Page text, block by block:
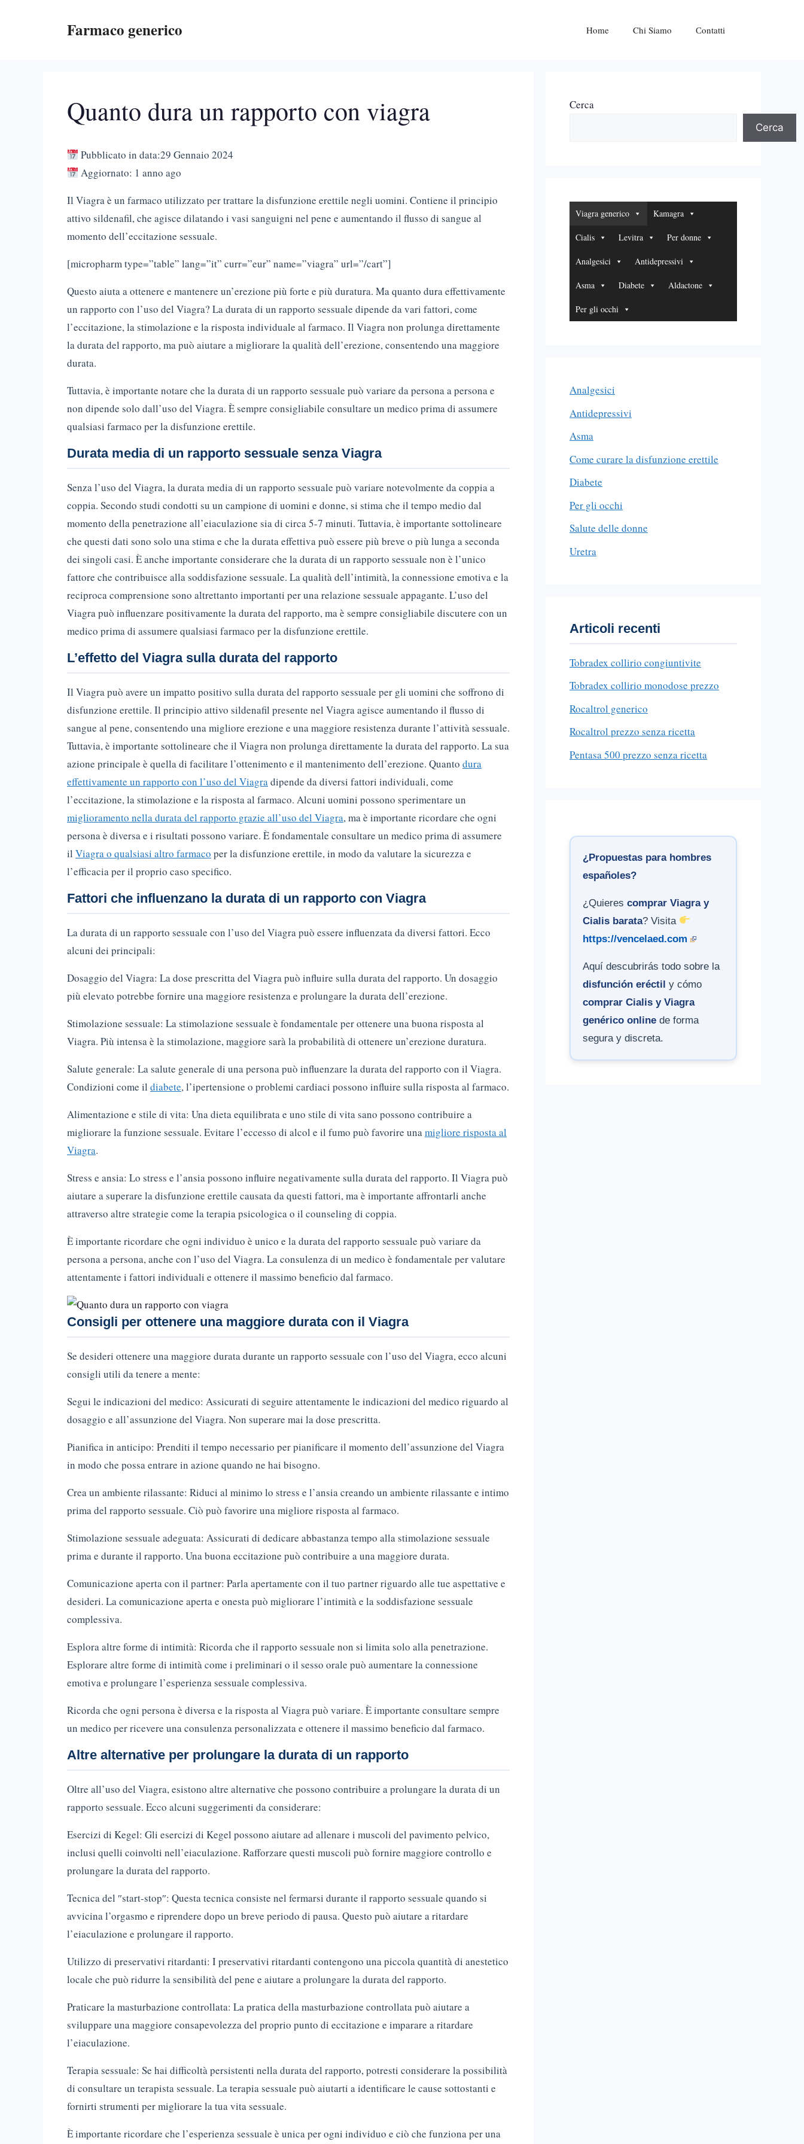
Farmaco generico Home Chi Siamo Сontatti
Quanto dura un rapporto con viagra
Pubblicato in data:29 Gennaio 2024
Aggiornato: 1 anno ago
Il Viagra è un farmaco utilizzato per trattare la disfunzione erettile negli uomini. Contiene il principio
attivo sildenafil, che agisce dilatando i vasi sanguigni nel pene e aumentando il flusso di sangue al
momento dell’eccitazione sessuale.
[micropharm type=”table” lang=”it” curr=”eur” name=”viagra” url=”/cart”]
Questo aiuta a ottenere e mantenere un’erezione più forte e più duratura. Ma quanto dura effettivamente
un rapporto con l’uso del Viagra? La durata di un rapporto sessuale dipende da vari fattori, come
l’eccitazione, la stimolazione e la risposta individuale al farmaco. Il Viagra non prolunga direttamente
la durata del rapporto, ma può aiutare a migliorare la qualità dell’erezione, consentendo una maggiore
durata.
Tuttavia, è importante notare che la durata di un rapporto sessuale può variare da persona a persona e
non dipende solo dall’uso del Viagra. È sempre consigliabile consultare un medico prima di assumere
qualsiasi farmaco per la disfunzione erettile.
Durata media di un rapporto sessuale senza Viagra
Senza l’uso del Viagra, la durata media di un rapporto sessuale può variare notevolmente da coppia a
coppia. Secondo studi condotti su un campione di uomini e donne, si stima che il tempo medio dal
momento della penetrazione all’eiaculazione sia di circa 5-7 minuti. Tuttavia, è importante sottolineare
che questi dati sono solo una stima e che la durata effettiva può essere più breve o più lunga a seconda
dei singoli casi. È anche importante considerare che la durata di un rapporto sessuale non è l’unico
fattore che contribuisce alla soddisfazione sessuale. La qualità dell’intimità, la connessione emotiva e la
reciproca comprensione sono altrettanto importanti per una relazione sessuale appagante. L’uso del
Viagra può influenzare positivamente la durata del rapporto, ma è sempre consigliabile discutere con un
medico prima di assumere qualsiasi farmaco per la disfunzione erettile.
L’effetto del Viagra sulla durata del rapporto
Il Viagra può avere un impatto positivo sulla durata del rapporto sessuale per gli uomini che soffrono di
disfunzione erettile. Il principio attivo sildenafil presente nel Viagra agisce aumentando il flusso di
sangue al pene, consentendo una migliore erezione e una maggiore resistenza durante l’attività sessuale.
Tuttavia, è importante sottolineare che il Viagra non prolunga direttamente la durata del rapporto. La sua
azione principale è quella di facilitare l’ottenimento e il mantenimento dell’erezione. Quanto dura
effettivamente un rapporto con l’uso del Viagradipende da diversi fattori individuali, come
l’eccitazione, la stimolazione e la risposta al farmaco. Alcuni uomini possono sperimentare un
miglioramento nella durata del rapporto grazie all’uso del Viagra, ma è importante ricordare che ogni
persona è diversa e i risultati possono variare. È fondamentale consultare un medico prima di assumere
il Viagra o qualsiasi altro farmaco per la disfunzione erettile, in modo da valutare la sicurezza e
l’efficacia per il proprio caso specifico.
Fattori che influenzano la durata di un rapporto con Viagra
La durata di un rapporto sessuale con l’uso del Viagra può essere influenzata da diversi fattori. Ecco
alcuni dei principali:
Dosaggio del Viagra: La dose prescritta del Viagra può influire sulla durata del rapporto. Un dosaggio
più elevato potrebbe fornire una maggiore resistenza e prolungare la durata dell’erezione.
Stimolazione sessuale: La stimolazione sessuale è fondamentale per ottenere una buona risposta al
Viagra. Più intensa è la stimolazione, maggiore sarà la probabilità di ottenere un’erezione duratura.
Salute generale: La salute generale di una persona può influenzare la durata del rapporto con il Viagra.
Condizioni come il diabete, l’ipertensione o problemi cardiaci possono influire sulla risposta al farmaco.
Alimentazione e stile di vita: Una dieta equilibrata e uno stile di vita sano possono contribuire a
migliorare la funzione sessuale. Evitare l’eccesso di alcol e il fumo può favorire unamigliore risposta al
Viagra.
Stress e ansia: Lo stress e l’ansia possono influire negativamente sulla durata del rapporto. Il Viagra può
aiutare a superare la disfunzione erettile causata da questi fattori, ma è importante affrontarli anche
attraverso altre strategie come la terapia psicologica o il counseling di coppia.
È importante ricordare che ogni individuo è unico e la durata del rapporto sessuale può variare da
persona a persona, anche con l’uso del Viagra. La consulenza di un medico è fondamentale per valutare
attentamente i fattori individuali e ottenere il massimo beneficio dal farmaco.
Consigli per ottenere una maggiore durata con il Viagra
Se desideri ottenere una maggiore durata durante un rapporto sessuale con l’uso del Viagra, ecco alcuni
consigli utili da tenere a mente:
Segui le indicazioni del medico: Assicurati di seguire attentamente le indicazioni del medico riguardo al
dosaggio e all’assunzione del Viagra. Non superare mai la dose prescritta.
Pianifica in anticipo: Prenditi il tempo necessario per pianificare il momento dell’assunzione del Viagra
in modo che possa entrare in azione quando ne hai bisogno.
Crea un ambiente rilassante: Riduci al minimo lo stress e l’ansia creando un ambiente rilassante e intimo
prima del rapporto sessuale. Ciò può favorire una migliore risposta al farmaco.
Stimolazione sessuale adeguata: Assicurati di dedicare abbastanza tempo alla stimolazione sessuale
prima e durante il rapporto. Una buona eccitazione può contribuire a una maggiore durata.
Comunicazione aperta con il partner: Parla apertamente con il tuo partner riguardo alle tue aspettative e
desideri. La comunicazione aperta e onesta può migliorare l’intimità e la soddisfazione sessuale
complessiva.
Esplora altre forme di intimità: Ricorda che il rapporto sessuale non si limita solo alla penetrazione.
Esplorare altre forme di intimità come i preliminari o il sesso orale può aumentare la connessione
emotiva e prolungare l’esperienza sessuale complessiva.
Ricorda che ogni persona è diversa e la risposta al Viagra può variare. È importante consultare sempre
un medico per ricevere una consulenza personalizzata e ottenere il massimo beneficio dal farmaco.
Altre alternative per prolungare la durata di un rapporto
Oltre all’uso del Viagra, esistono altre alternative che possono contribuire a prolungare la durata di un
rapporto sessuale. Ecco alcuni suggerimenti da considerare:
Esercizi di Kegel: Gli esercizi di Kegel possono aiutare ad allenare i muscoli del pavimento pelvico,
inclusi quelli coinvolti nell’eiaculazione. Rafforzare questi muscoli può fornire maggiore controllo e
prolungare la durata del rapporto.
Tecnica del ″start-stop″: Questa tecnica consiste nel fermarsi durante il rapporto sessuale quando si
avvicina l’orgasmo e riprendere dopo un breve periodo di pausa. Questo può aiutare a ritardare
l’eiaculazione e prolungare il rapporto.
Utilizzo di preservativi ritardanti: I preservativi ritardanti contengono una piccola quantità di anestetico
locale che può ridurre la sensibilità del pene e aiutare a prolungare la durata del rapporto.
Praticare la masturbazione controllata: La pratica della masturbazione controllata può aiutare a
sviluppare una maggiore consapevolezza del proprio punto di eccitazione e imparare a ritardare
l’eiaculazione.
Terapia sessuale: Se hai difficoltà persistenti nella durata del rapporto, potresti considerare la possibilità
di consultare un terapista sessuale. La terapia sessuale può aiutarti a identificare le cause sottostanti e
fornirti strumenti per migliorare la tua vita sessuale.
È importante ricordare che l’esperienza sessuale è unica per ogni individuo e ciò che funziona per una
Cerca
Cerca
Viagra generico Kamagra
Cialis Levitra Per donne
Analgesici Antidepressivi
Asma Diabete Aldactone
Per gli occhi
Analgesici
Antidepressivi
Asma
Come curare la disfunzione erettile
Diabete
Per gli occhi
Salute delle donne
Uretra
Articoli recenti
Tobradex collirio congiuntivite
Tobradex collirio monodose prezzo
Rocaltrol generico
Rocaltrol prezzo senza ricetta
Pentasa 500 prezzo senza ricetta
¿Propuestas para hombres
españoles?
¿Quieres comprar Viagra y
Cialis barata? Visita
https://vencelaed.com
Aquí descubrirás todo sobre la
disfunción eréctil y cómo
comprar Cialis y Viagra
genérico online de forma
segura y discreta.